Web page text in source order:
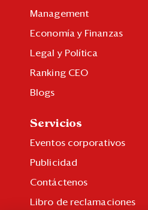
Management
Economía y Finanzas
Legal y Política
Ranking CEO
Blogs
Servicios
Eventos corporativos
Publicidad
Contáctenos
Libro de reclamaciones